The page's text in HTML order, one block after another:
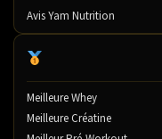
Avis Yam Nutrition
Meilleure Whey
Meilleure Créatine